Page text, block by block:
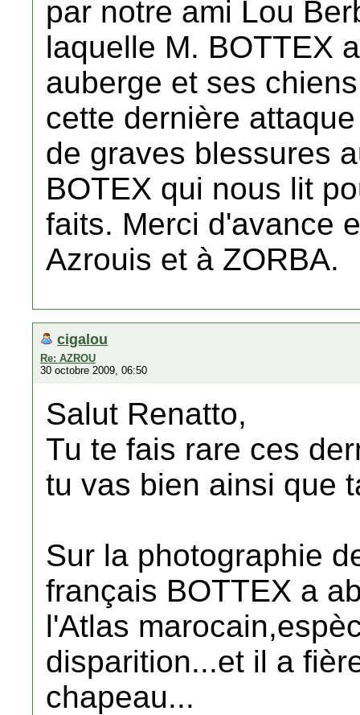
par notre ami Lou
laquelle M. BOTTEX
auberge et ses
cette dernière
de graves blessures
BOTEX qui nous lit
faits. Merci d'avance
Azrouis et à ZORBA.
cigalou
Re: AZROU
30 octobre 2009, 06:50
Salut Renatto,
Tu te fais rare ces
tu vas bien ainsi que
Sur la photographie
français BOTTEX a
l'Atlas
disparition...et il a
chapeau...